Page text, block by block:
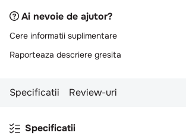
9. croissant
10.pizza
Ai nevoie de ajutor?
Cere informatii suplimentare
Raporteaza descriere gresita
Specificatii Review-uri
Specificatii